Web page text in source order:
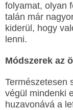
folyamat, olyan
talán már
kiderül, hogy
lenni.
Módszerek az
Természetesen
végül mindenki
huzavonává a